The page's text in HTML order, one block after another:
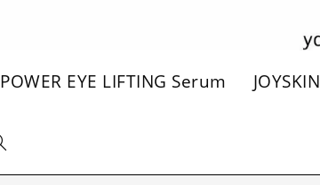
POWER EYE LIFTING Serum JOYSKIN